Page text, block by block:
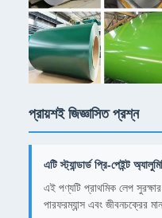
প্রায়শই জিজ্ঞাসিত প্রশ্ন
এটি স্ট্যান্ডার্ড প্রি-পেইন্ট
এই পণ্যটি প্রাথমিক লেপ সুরক্ষার
পারফরম্যান্স এবং জীবনচক্রের